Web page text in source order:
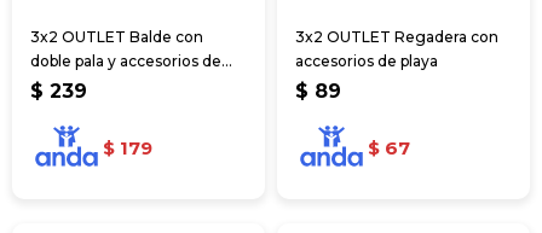
3x2 OUTLET Balde con
doble pala y accesorios de
playa
$ 239
$ 179
3x2 OUTLET Regadera con
accesorios de playa
$ 89
$ 67